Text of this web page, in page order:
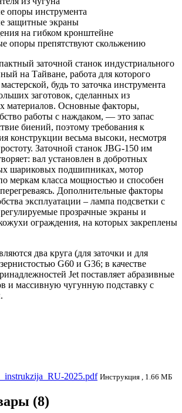
опоры инструмента
защитные экраны
на гибком кронштейне
опоры препятствуют скольжению
заточной станок индустриального
на Тайване, работа для которого
будь то заточка инструмента
заготовок, сделанных из
материалов. Основные факторы,
работы с наждаком, — это запас
биений, поэтому требования к
конструкции весьма высоки, несмотря
Заточной станок JBG-150 им
вал установлен в добротных
шариковых подшипниках, мотор
меркам класса мощностью и способен
Дополнительные факторы
эксплуатации – лампа подсветки с
прозрачные экраны и
ограждения, на которых закреплены
два круга (для заточки и для
G60 и G36; в качестве
Jet поставляет абразивные
и массивную чугунную подставку с
2025.pdf Инструкция , 1.66 МБ
(8)